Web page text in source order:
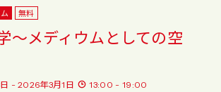
無料
〜メディウムとしての空
- 2026年3月1日 13:00 - 19:00